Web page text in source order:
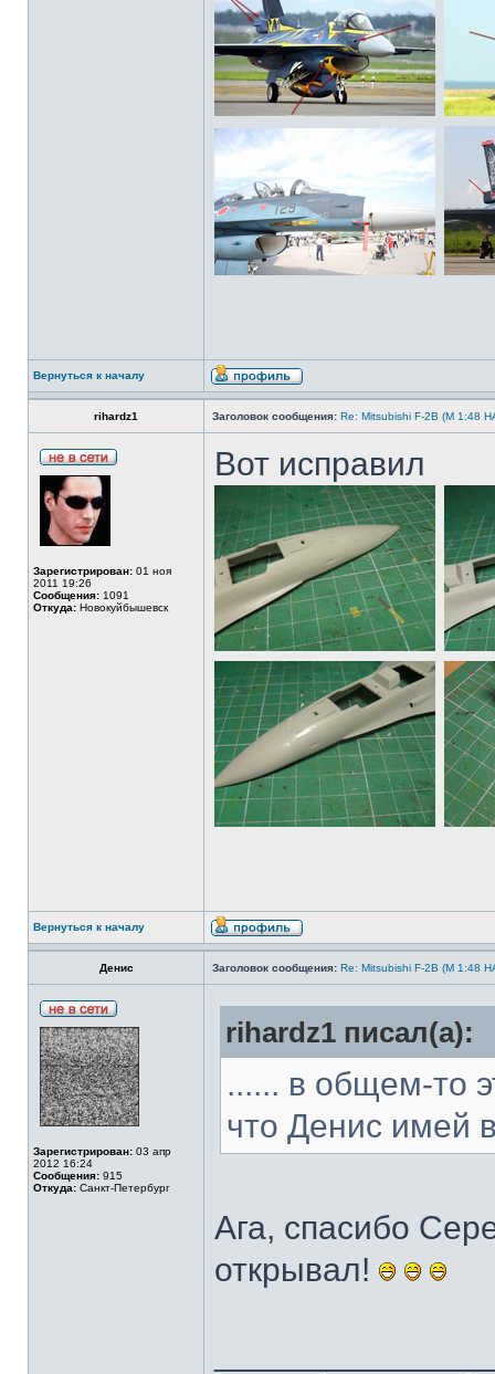
Вернуться к началу
rihardz1 Заголовок сообщения: Re: Mitsubishi F-2B (M 1:48
Зарегистрирован: 01 ноя
2011 19:26
Сообщения: 1091
Откуда: Новокуйбышевск
Вот исправил
Вернуться к началу
Денис Заголовок сообщения: Re: Mitsubishi F-2B (M 1:48
Зарегистрирован: 03 апр
2012 16:24
Сообщения: 915
Откуда: Санкт-Петербург
rihardz1 писал(а):
...... в общем-то
что Денис имей
Ага, спасибо
открывал!